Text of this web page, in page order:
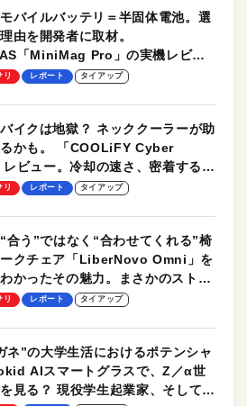
バイルバッテリ＝半固体電池。選
由を開発者に取材。
「MiniMag Pro」の実機レビュ
リ レポート タイアップ
イクは地獄？ ネッククーラーが助
かも。 「COOLiFY Cyber
ビュー。冷却の速さ、密着する冷
ト、シンプルな操作性がグッド！
リ レポート タイアップ
合う”ではなく“合わせてくれる”椅
クチェア「LiberNovo Omni」を
かったその魅力。まさかのストレ
も搭載
リ レポート タイアップ
ネ”の大学生活におけるポテンシャ
AIスマートグラスで、Z／α世
見る？ 現役学生起業家、そして教